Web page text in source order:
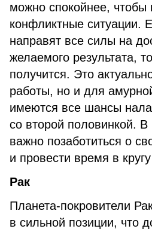
можно спокойнее, чтобы
конфликтные ситуации.
направят все силы на
желаемого результата,
получится. Это
работы, но и для
имеются все шансы
со второй половинкой.
важно позаботиться о
и провести время в
Рак
Планета-покровители
в сильной позиции, что